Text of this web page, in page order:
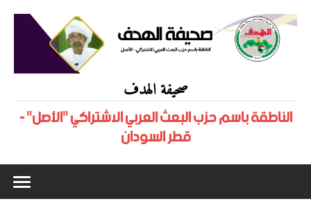
صحيفة الهدف
الناطقة باسم حزب البعث العربي الاشتراكي "الأصل" -
قطر السودان